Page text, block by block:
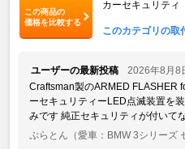
この商品の
価格を比較する
カーセキュリティ
このカテゴリの取
ユーザーの最新投稿
2026年8月8
Craftsman製のARMED FLASHER
ーセキュリティーLED点滅装置を
みです 純正セキュリティが付いて
ぷらとん （愛車：BMW 3シリーズ